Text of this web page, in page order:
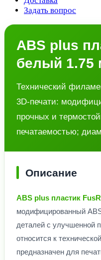
Задать вопрос
ABS plus
белый 1.75
Технический
3D-печати:
прочных и
печатаемостью;
Описание
ABS plus пластик
модифицированный
деталей с улучшенной
относится к
предназначен для